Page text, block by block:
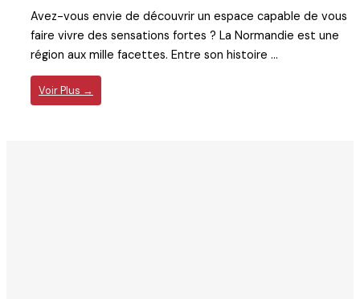
Avez-vous envie de découvrir un espace capable de vous
faire vivre des sensations fortes ? La Normandie est une
région aux mille facettes. Entre son histoire ...
Voir Plus →